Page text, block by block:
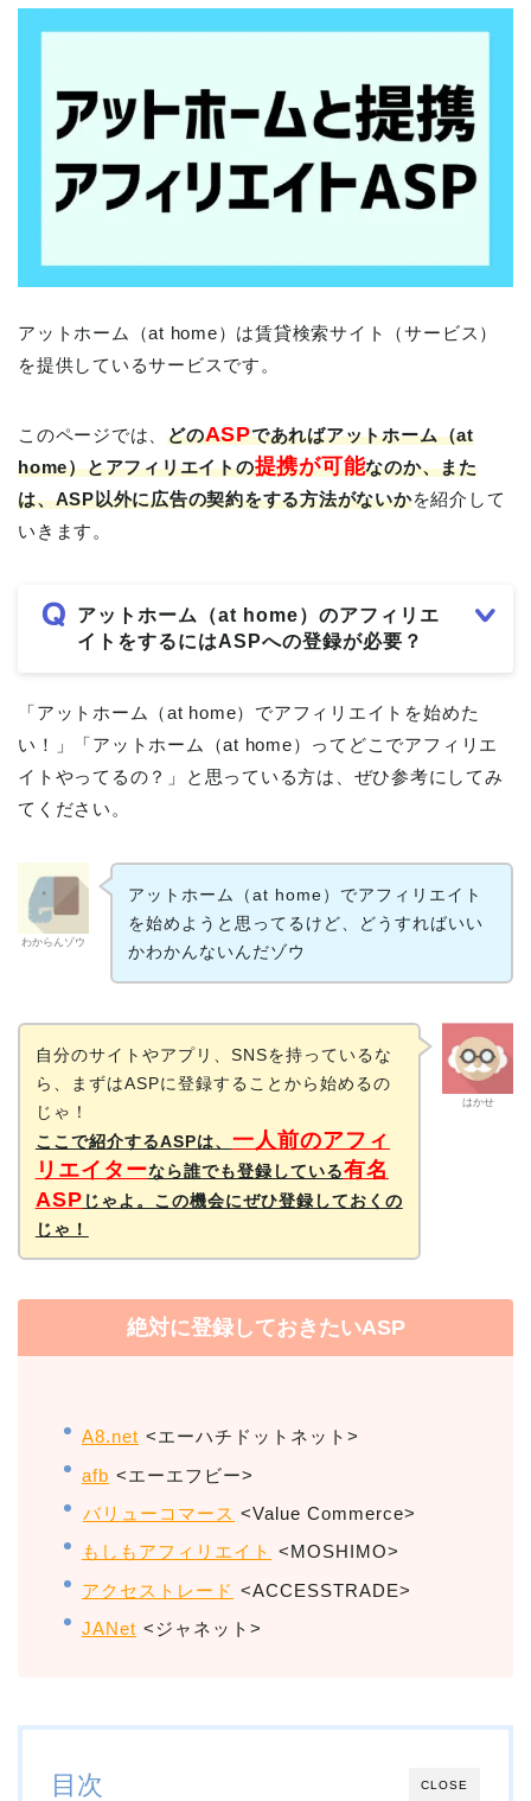
アットホーム（at home）は賃貸検索サイト（サービス）
を提供しているサービスです。
このページでは、どのASPであればアットホーム（at
home）とアフィリエイトの提携が可能なのか、また
は、ASP以外に広告の契約をする方法がないかを紹介して
いきます。
アットホーム（at home）のアフィリエ
イトをするにはASPへの登録が必要？
「アットホーム（at home）でアフィリエイトを始めた
い！」「アットホーム（at home）ってどこでアフィリエ
イトやってるの？」と思っている方は、ぜひ参考にしてみ
てください。
わからんゾウ
アットホーム（at home）でアフィリエイト
を始めようと思ってるけど、どうすればいい
かわかんないんだゾウ
はかせ
自分のサイトやアプリ、SNSを持っているな
ら、まずはASPに登録することから始めるの
じゃ！
ここで紹介するASPは、 一人前のアフィ
リエイターなら誰でも登録している有名
ASP じゃよ。この機会にぜひ登録しておくの
じゃ！
絶対に登録しておきたいASP
A8.net <エーハチドットネット>
afb <エーエフビー>
バリューコマース <Value Commerce>
もしもアフィリエイト <MOSHIMO>
アクセストレード <ACCESSTRADE>
JANet <ジャネット>
CLOSE
目次